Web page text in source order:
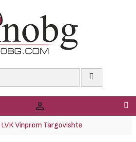

LVK Vinprom Targovishte